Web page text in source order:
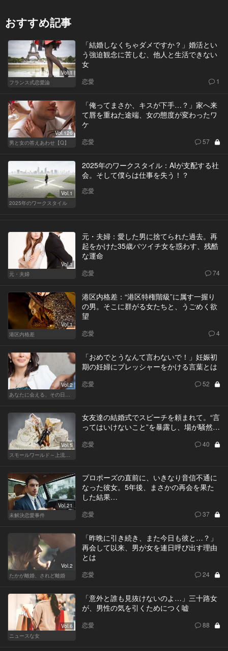
おすすめ記事
Vol.1
フランス式恋愛論
「結婚しなくちゃダメですか？」婚活とい
う強迫観念に苦しむ、他人と生活できない
女
恋愛 1
Vol.126
男と女の答えあわせ【Q】
「俺ってまさか、キスが下手…？」家へ来
て唇を重ねた途端、女の態度が変わったワ
ケ
恋愛 57
Vol.1
2025年のワークスタイル
2025年のワークスタイル：AIが支配する社
会。そして僕らは仕事を失う！？
恋愛
Vol.1
元・夫婦
元・夫婦：愛した男に捨てられた過去。再
起をかけた35歳バツイチ女を惑わす、残酷
な運命
恋愛 74
Vol.1
港区内格差
港区内格差：“港区特権階級”に属す一握り
の男。そこに群がる女たちと、うごめく欲
望
恋愛 4
Vol.2
あなたに会える、その日まで
「おめでとうなんて言わないで！」妊娠初
期の妊婦にプレッシャーをかける言葉とは
恋愛 52
Vol.5
スモールワールド～上流階級の社会～
女友達の結婚式でスピーチを頼まれて。“言
ってはいけないこと”を暴露し、場が騒然…
恋愛 40
Vol.21
未解決恋愛事件
プロポーズの直前に、いきなり音信不通に
なった彼女。5年後、まさかの再会を果た
した結果…
恋愛 37
Vol.2
たかが離婚、されど離婚
「昨晩に引き続き、また今日も彼と…？」
再会して以来、男が女を連日呼び出す理由
とは
恋愛 24
Vol.6
ニュースな女
「意外と誰も見抜けないのよ…」三十路女
が、男性の気を引くためにつく嘘
恋愛 88